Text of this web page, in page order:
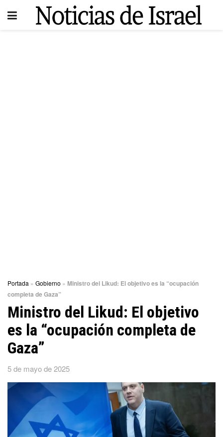
Portada » Gobierno » Ministro del Likud: El objetivo es la “ocupación
completa de Gaza”
Ministro del Likud: El objetivo
es la “ocupación completa de
Gaza”
5 de mayo de 2025